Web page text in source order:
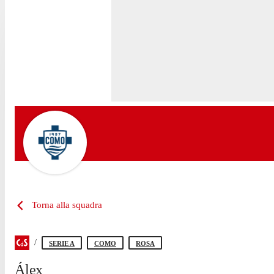
Torna alla squadra
SERIE A COMO ROSA
Álex